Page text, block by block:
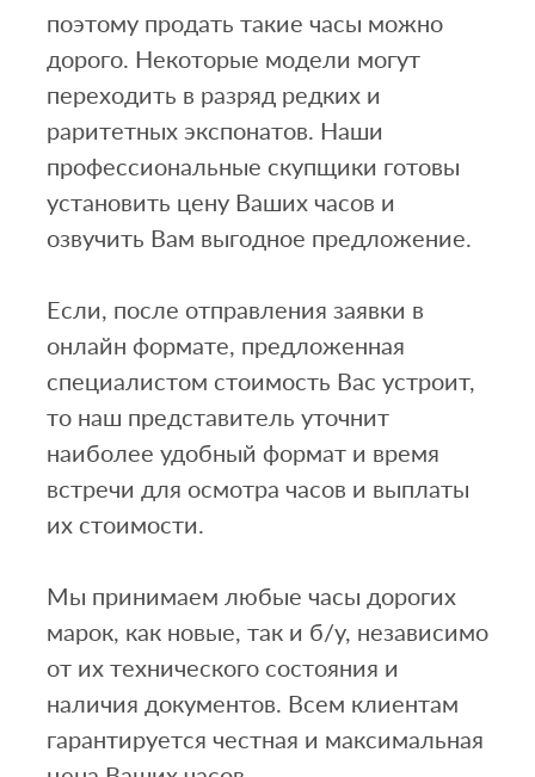
поэтому продать такие часы можно
дорого. Некоторые модели могут
переходить в разряд редких и
раритетных экспонатов. Наши
профессиональные скупщики готовы
установить цену Ваших часов и
озвучить Вам выгодное предложение.
Если, после отправления заявки в
онлайн формате, предложенная
специалистом стоимость Вас устроит,
то наш представитель уточнит
наиболее удобный формат и время
встречи для осмотра часов и выплаты
их стоимости.
Мы принимаем любые часы дорогих
марок, как новые, так и б/у, независимо
от их технического состояния и
наличия документов. Всем клиентам
гарантируется честная и максимальная